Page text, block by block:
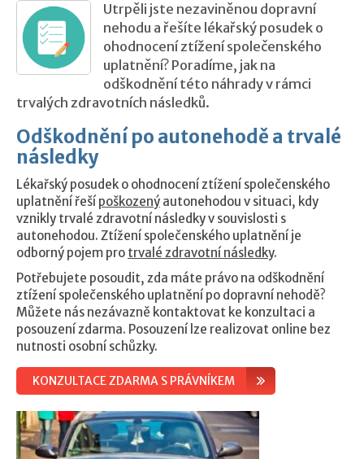
Utrpěli jste nezaviněnou dopravní
nehodu a řešíte lékařský posudek o
ohodnocení ztížení společenského
uplatnění? Poradíme, jak na
odškodnění této náhrady v rámci
trvalých zdravotních následků.
Odškodnění po autonehodě a trvalé
následky
Lékařský posudek o ohodnocení ztížení společenského
uplatnění řeší poškozený autonehodou v situaci, kdy
vznikly trvalé zdravotní následky v souvislosti s
autonehodou. Ztížení společenského uplatnění je
odborný pojem pro trvalé zdravotní následky.
Potřebujete posoudit, zda máte právo na odškodnění
ztížení společenského uplatnění po dopravní nehodě?
Můžete nás nezávazně kontaktovat ke konzultaci a
posouzení zdarma. Posouzení lze realizovat online bez
nutnosti osobní schůzky.
KONZULTACE ZDARMA S PRÁVNÍKEM